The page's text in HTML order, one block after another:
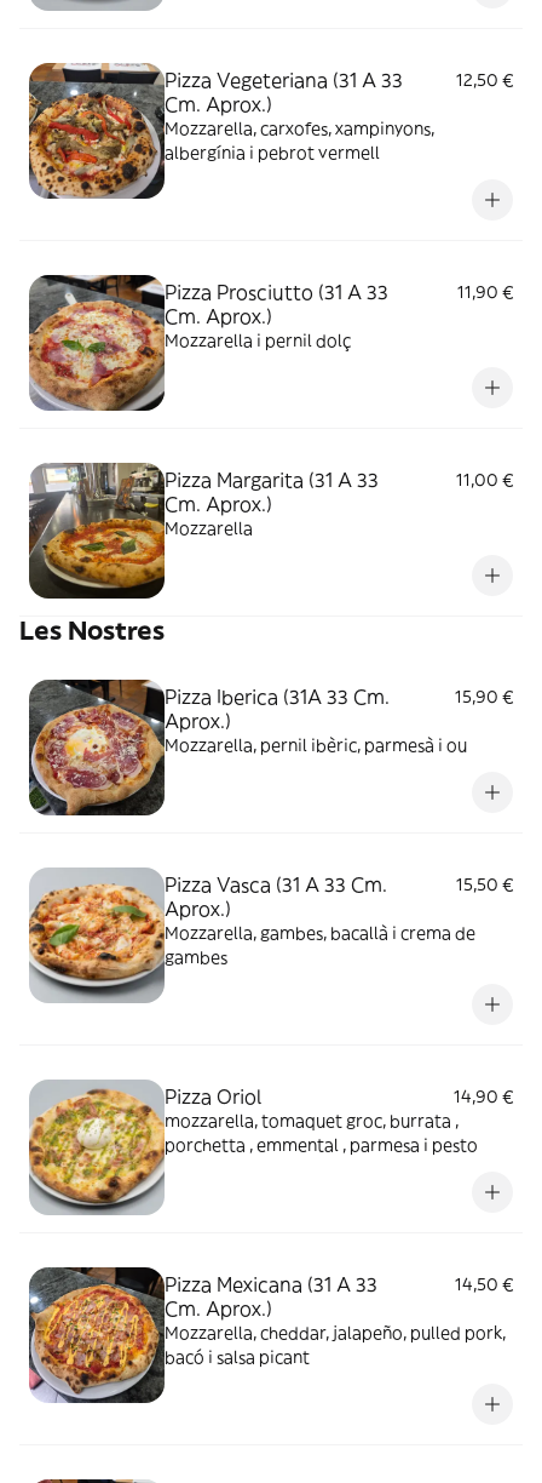
Pizza Vegeteriana (31 A 33
Cm. Aprox.)
12,50 €
Mozzarella, carxofes, xampinyons,
albergínia i pebrot vermell
Pizza Prosciutto (31 A 33
Cm. Aprox.)
11,90 €
Mozzarella i pernil dolç
Pizza Margarita (31 A 33
Cm. Aprox.)
11,00 €
Mozzarella
Les Nostres
Pizza Iberica (31A 33 Cm.
Aprox.)
15,90 €
Mozzarella, pernil ibèric, parmesà i ou
Pizza Vasca (31 A 33 Cm.
Aprox.)
15,50 €
Mozzarella, gambes, bacallà i crema de
gambes
Pizza Oriol
14,90 €
mozzarella, tomaquet groc, burrata ,
porchetta , emmental , parmesa i pesto
Pizza Mexicana (31 A 33
Cm. Aprox.)
14,50 €
Mozzarella, cheddar, jalapeño, pulled pork,
bacó i salsa picant